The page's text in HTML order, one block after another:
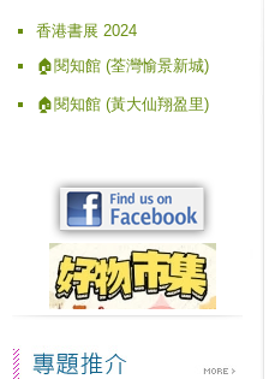
香港書展 2024
🏠閱知館 (荃灣愉景新城)
🏠閱知館 (黃大仙翔盈里)